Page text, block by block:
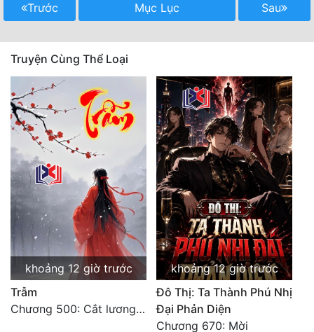
Quan Trường
Quân Sự
Sảng Văn
Sắc
Sủng
Thanh Xuân
Tiên Hiệp
Tiểu Thuyết
Trinh Thám
Triều Đấu
Trùng Sinh
Trọng Sinh
Trước Mục Lục Sau
Truyện Cùng Thể Loại
khoảng 12 giờ trước
Trẫm
Chương 500: Cắt lương thực là có thể thu hồi Macao (1)
khoảng 12 giờ trước
Đô Thị: Ta Thành Phú Nhị
Đại Phản Diện
Chương 670: Mời